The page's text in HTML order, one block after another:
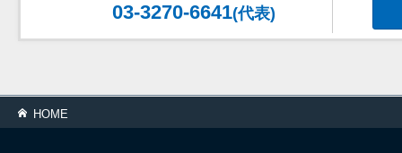
03-3270-6641(代表)
HOME